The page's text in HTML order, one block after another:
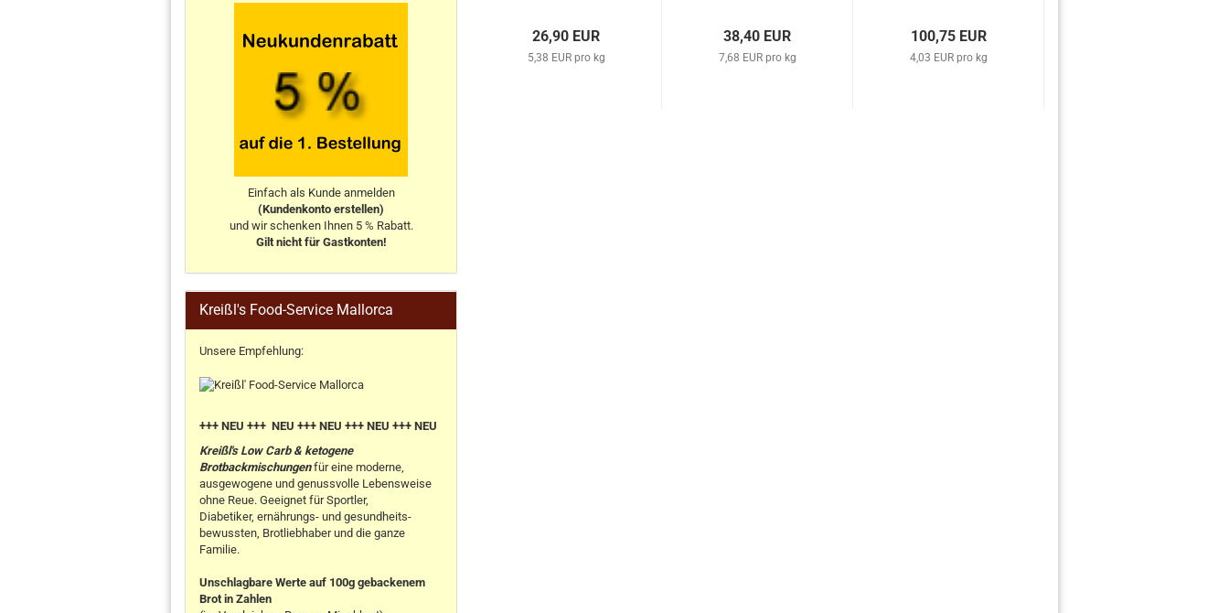
26,90 EUR
5,38 EUR pro kg
38,40 EUR
7,68 EUR pro kg
100,75 EUR
4,03 EUR pro kg
Einfach als Kunde anmelden
(Kundenkonto erstellen)
und wir schenken Ihnen 5 % Rabatt.
Gilt nicht für Gastkonten!
Kreißl's Food-Service Mallorca
Unsere Empfehlung:
+++ NEU +++ NEU +++ NEU +++ NEU +++ NEU
Kreißl's Low Carb & ketogene
Brotbackmischungenfür eine moderne,
ausgewogene und genussvolle Lebensweise
ohne Reue. Geeignet für Sportler,
Diabetiker, ernährungs- und gesundheits-
bewussten, Brotliebhaber und die ganze
Familie.
Unschlagbare Werte auf 100g gebackenem
Brot in Zahlen